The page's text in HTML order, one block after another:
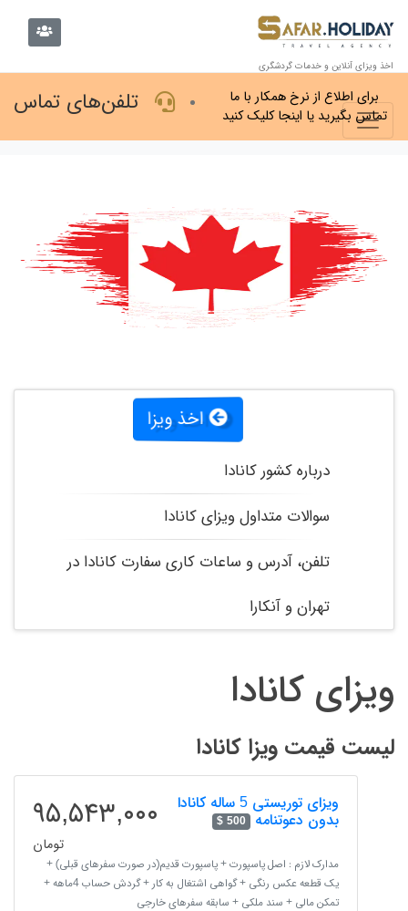
اخذ ویزای آنلاین و خدمات گردشگری
تلفن‌های تماس
برای اطلاع از نرخ همکار با ما
تماس بگیرید یا اینجا کلیک کنید
اخذ ویزا
درباره کشور کانادا
سوالات متداول ویزای کانادا
تلفن، آدرس و ساعات کاری سفارت کانادا در
تهران و آنکارا
ویزای کانادا
لیست قیمت ویزا کانادا
ویزای توریستی 5 ساله کانادا
بدون دعوتنامه 500 $ ۹۵,۵۴۳,۰۰۰
تومان
مدارک لازم : اصل پاسپورت + پاسپورت قدیم(در صورت سفرهای قبلی) +
یک قطعه عکس رنگی + گواهی اشتغال به کار + گردش حساب 4ماهه +
تمکن مالی + سند ملکی + سابقه سفرهای خارجی